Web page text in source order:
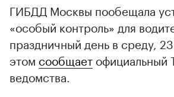
ГИБДД Москвы пообещала
«особый контроль» для
праздничный день в среду,
этом сообщает официальный
ведомства.